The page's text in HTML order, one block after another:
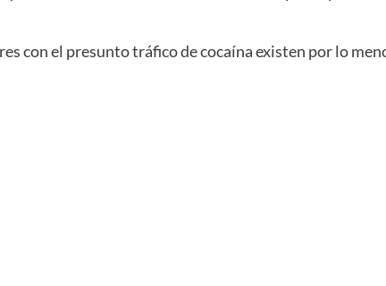
con el presunto tráfico de cocaína existen por lo